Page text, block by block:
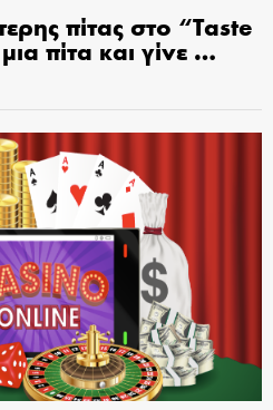
πίτας στο “Taste
πίτα και γίνε …